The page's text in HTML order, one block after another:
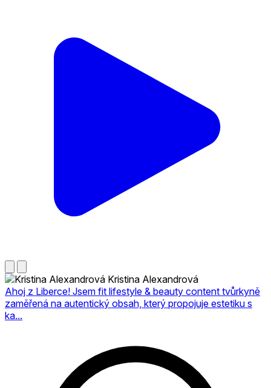
Kristina Alexandrová
Ahoj z Liberce! Jsem fit lifestyle & beauty content tvůrkyně
zaměřená na autentický obsah, který propojuje estetiku s
ka...